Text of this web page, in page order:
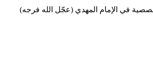
في الإمام المهدي (عجّل الله فرجه)